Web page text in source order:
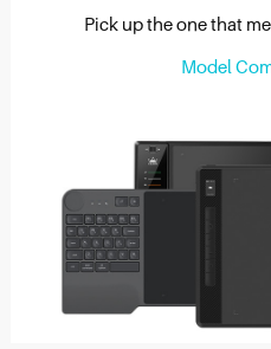
Pick up the one that
Model